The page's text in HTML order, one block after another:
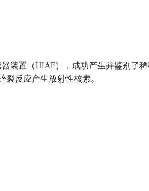
装置（HIAF），成功产生并鉴别了
裂反应产生放射性核素。